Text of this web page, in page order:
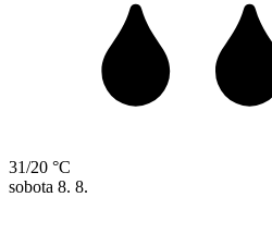
31/20 °C
sobota 8. 8.